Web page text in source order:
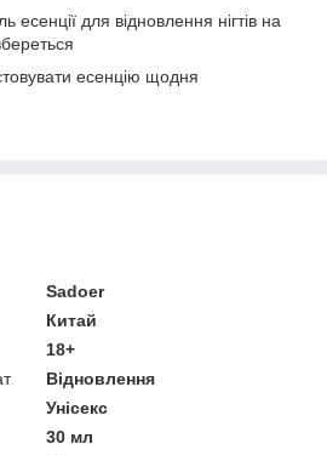
есенції для відновлення нігтів на
есенцію щодня
Sadoer
Китай
18+
Відновлення
Унісекс
30 мл